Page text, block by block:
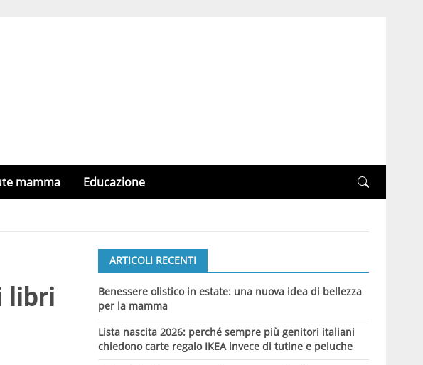
mamma Educazione
libri
ARTICOLI RECENTI
Benessere olistico in estate: una nuova idea di bellezza
per la mamma
Lista nascita 2026: perché sempre più genitori italiani
chiedono carte regalo IKEA invece di tutine e peluche